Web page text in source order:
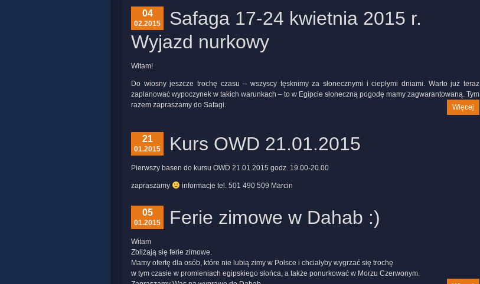
04
02.2015
Safaga 17-24 kwietnia 2015 r.
Wyjazd nurkowy
Witam!
Do wiosny jeszcze trochę czasu – wszyscy tęsknimy za słonecznymi i ciepłymi dniami. Warto już teraz
zaplanować wypoczynek w takich warunkach – to w Egipcie słoneczną pogodę mamy zagwarantowaną. Tym
razem zapraszamy do Safagi.
Więcej
21
01.2015 Kurs OWD 21.01.2015
Pierwszy basen do kursu OWD 21.01.2015 godz. 19.00-20.00
zapraszamy informacje tel. 501 490 509 Marcin
05
01.2015 Ferie zimowe w Dahab :)
Witam
Zbliżają się ferie zimowe.
Mamy ofertę dla osób, które nie lubią zimy w Polsce i chciałyby wygrzać się trochę
w tym czasie w promieniach egipskiego słońca, a także ponurkować w Morzu Czerwonym.